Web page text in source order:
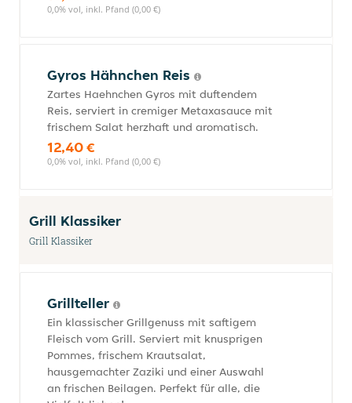
0,0% vol, inkl. Pfand (0,00 €)
Gyros Hähnchen Reis
Zartes Haehnchen Gyros mit duftendem
Reis, serviert in cremiger Metaxasauce mit
frischem Salat herzhaft und aromatisch.
12,40 €
0,0% vol, inkl. Pfand (0,00 €)
Grill Klassiker
Grill Klassiker
Grillteller
Ein klassischer Grillgenuss mit saftigem
Fleisch vom Grill. Serviert mit knusprigen
Pommes, frischem Krautsalat,
hausgemachter Zaziki und einer Auswahl
an frischen Beilagen. Perfekt für alle, die